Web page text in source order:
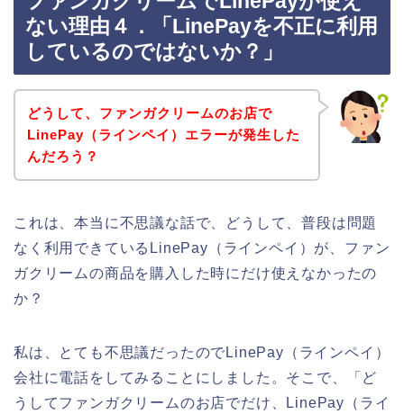
ない理由４．「LinePayを不正に利用
しているのではないか？」
どうして、ファンガクリームのお店で
LinePay（ラインペイ）エラーが発生した
んだろう？
これは、本当に不思議な話で、どうして、普段は問題
なく利用できているLinePay（ラインペイ）が、ファン
ガクリームの商品を購入した時にだけ使えなかったの
か？
私は、とても不思議だったのでLinePay（ラインペイ）
会社に電話をしてみることにしました。そこで、「ど
うしてファンガクリームのお店でだけ、LinePay（ライ